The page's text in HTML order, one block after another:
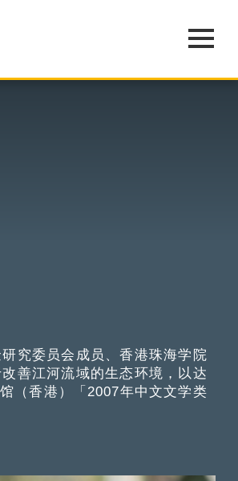
究委员会成员、香港珠海学院
善江河流域的生态环境，以达
（香港）「2007年中文文学类